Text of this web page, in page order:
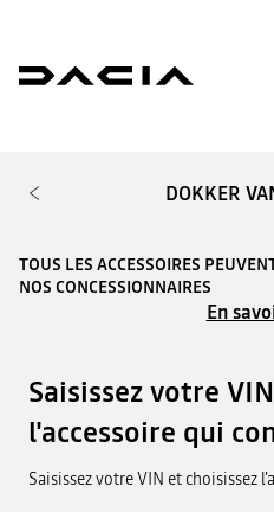
DOKKER
TOUS LES ACCESSOIRES
NOS CONCESSIONNAIRES
En
Saisissez votre
l'accessoire qui
Saisissez votre VIN et choisissez